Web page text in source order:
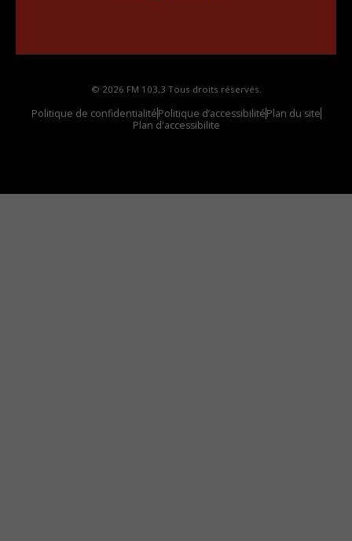
© 2026 FM 103,3 Tous droits réservés.
Politique de confidentialitéPolitique d’accessibilitéPlan du site
Plan d'accessibilite